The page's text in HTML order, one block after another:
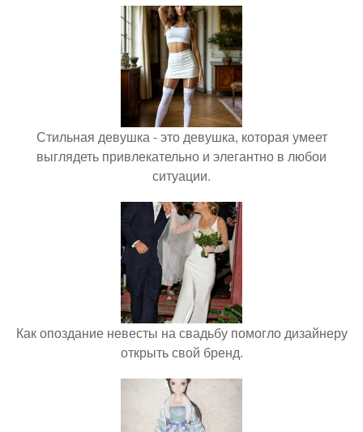
Стильная девушка - это девушка, которая умеет
выглядеть привлекательно и элегантно в любои
ситуации.
Как опоздание невесты на свадьбу помогло дизайнеру
открыть свой бренд.